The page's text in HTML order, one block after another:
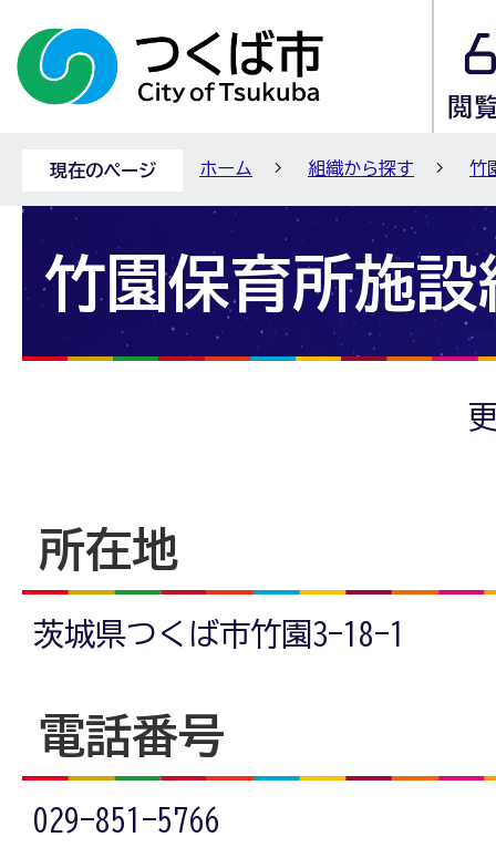
現在のページ ホーム 組織から探す 竹
竹園保育所施設
所在地
茨城県つくば市竹園3-18-1
電話番号
029-851-5766